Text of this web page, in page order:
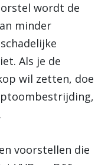
wordt de
minder
Als je de
wil zetten, doe
voorstellen die